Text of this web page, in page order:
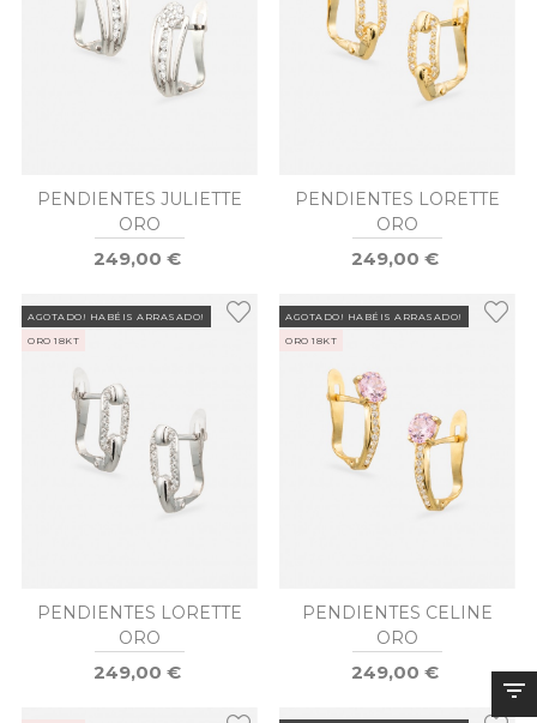
PENDIENTES JULIETTE
ORO
249,00 €
PENDIENTES LORETTE
ORO
249,00 €
AGOTADO! HABÉIS ARRASADO!
ORO 18KT
PENDIENTES LORETTE
ORO
249,00 €
AGOTADO! HABÉIS ARRASADO!
ORO 18KT
PENDIENTES CELINE
ORO
249,00 €